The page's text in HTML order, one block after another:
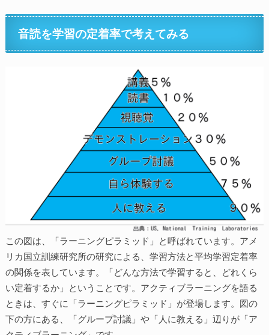
音読を学習の定着率で考えてみる
この図は、「ラーニングピラミッド」と呼ばれています。アメ
リカ国立訓練研究所の研究による、学習方法と平均学習定着率
の関係を表しています。「どんな方法で学習すると、どれくら
い定着するか」ということです。アクティブラーニングを語る
ときは、すぐに「ラーニングピラミッド」が登場します。図の
下の方にある、「グループ討議」や「人に教える」辺りが「ア